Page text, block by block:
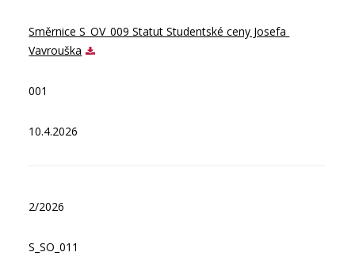
Směrnice S_OV_009 Statut Studentské ceny Josefa
Vavrouška
001
10.4.2026
2/2026
S_SO_011